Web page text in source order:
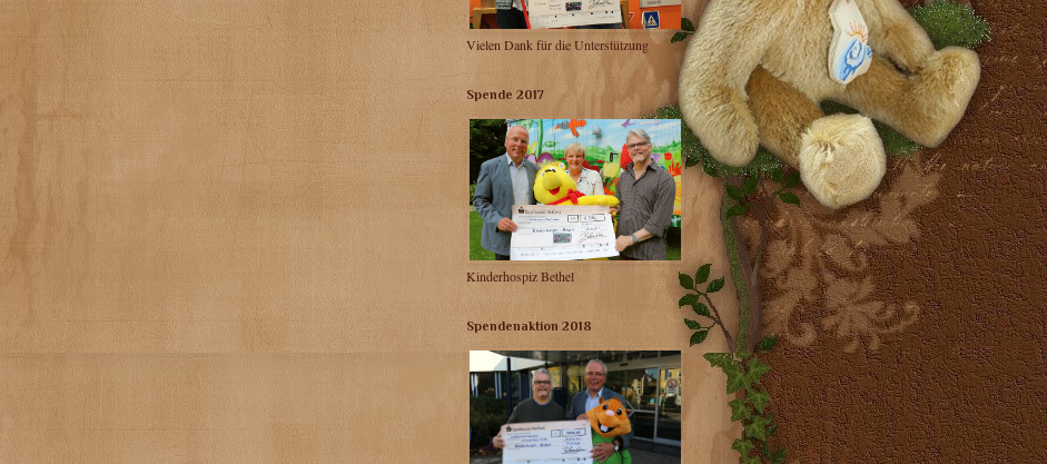
Vielen Dank für die Unterstützung
Spende 2017
Kinderhospiz Bethel
Spendenaktion 2018